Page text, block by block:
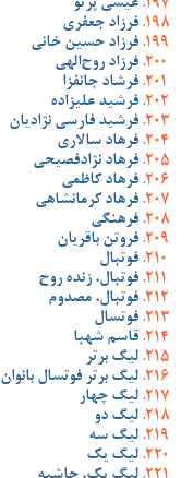
عیسی پرتو
فرزاد جعفری
فرزاد حسین خانی
فرزاد روح‌الهی
فرشاد جانفزا
فرشید علیزاده
فرشید فارسی نژادیان
فرهاد سالاری
فرهاد نژادفصیحی
فرهاد کاظمی
فرهاد کرمانشاهی
فرهنگی
فروتن باقریان
فوتبال
فوتبال، زنده روح
فوتبال، مصدوم
فوتسال
قاسم شهبا
لیگ برتر
لیگ برتر فوتسال بانوان
لیگ چهار
لیگ دو
لیگ سه
لیگ یک